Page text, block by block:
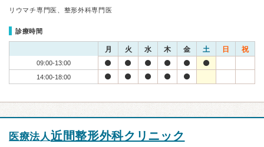
リウマチ専門医、整形外科専門医
診療時間
月 火 水 木 金 土 日 祝
09:00-13:00
14:00-18:00
医療法人近間整形外科クリニック